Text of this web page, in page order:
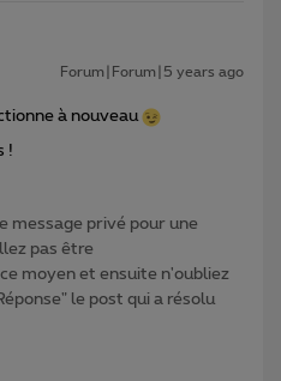
Forum|Forum|5 years ago
à nouveau
!
message privé pour une
pas être
moyen et ensuite n'oubliez
le post qui a résolu